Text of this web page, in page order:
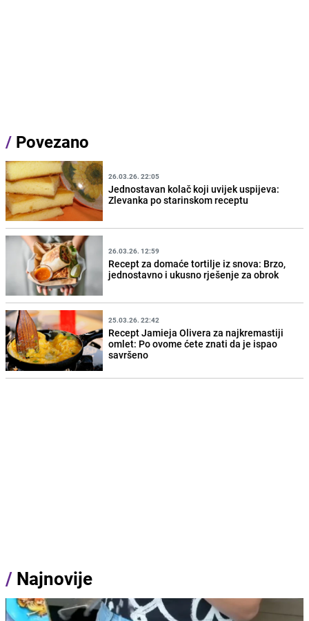
/ Povezano
26.03.26. 22:05
Jednostavan kolač koji uvijek uspijeva:
Zlevanka po starinskom receptu
26.03.26. 12:59
Recept za domaće tortilje iz snova: Brzo,
jednostavno i ukusno rješenje za obrok
25.03.26. 22:42
Recept Jamieja Olivera za najkremastiji
omlet: Po ovome ćete znati da je ispao
savršeno
/ Najnovije